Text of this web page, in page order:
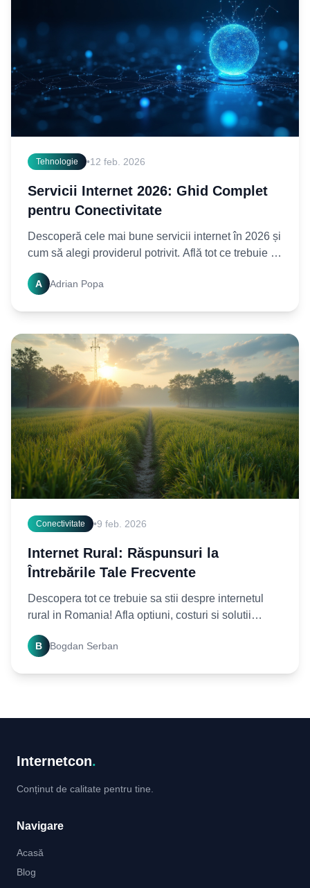
Tehnologie •12 feb. 2026
Servicii Internet 2026: Ghid Complet
pentru Conectivitate
Descoperă cele mai bune servicii internet în 2026 și
cum să alegi providerul potrivit. Află tot ce trebuie să
A Adrian Popa
Conectivitate •9 feb. 2026
Internet Rural: Răspunsuri la
Întrebările Tale Frecvente
Descopera tot ce trebuie sa stii despre internetul
rural in Romania! Afla optiuni, costuri si solutii
B Bogdan Serban
Internetcon.
Conținut de calitate pentru tine.
Navigare
Acasă
Blog